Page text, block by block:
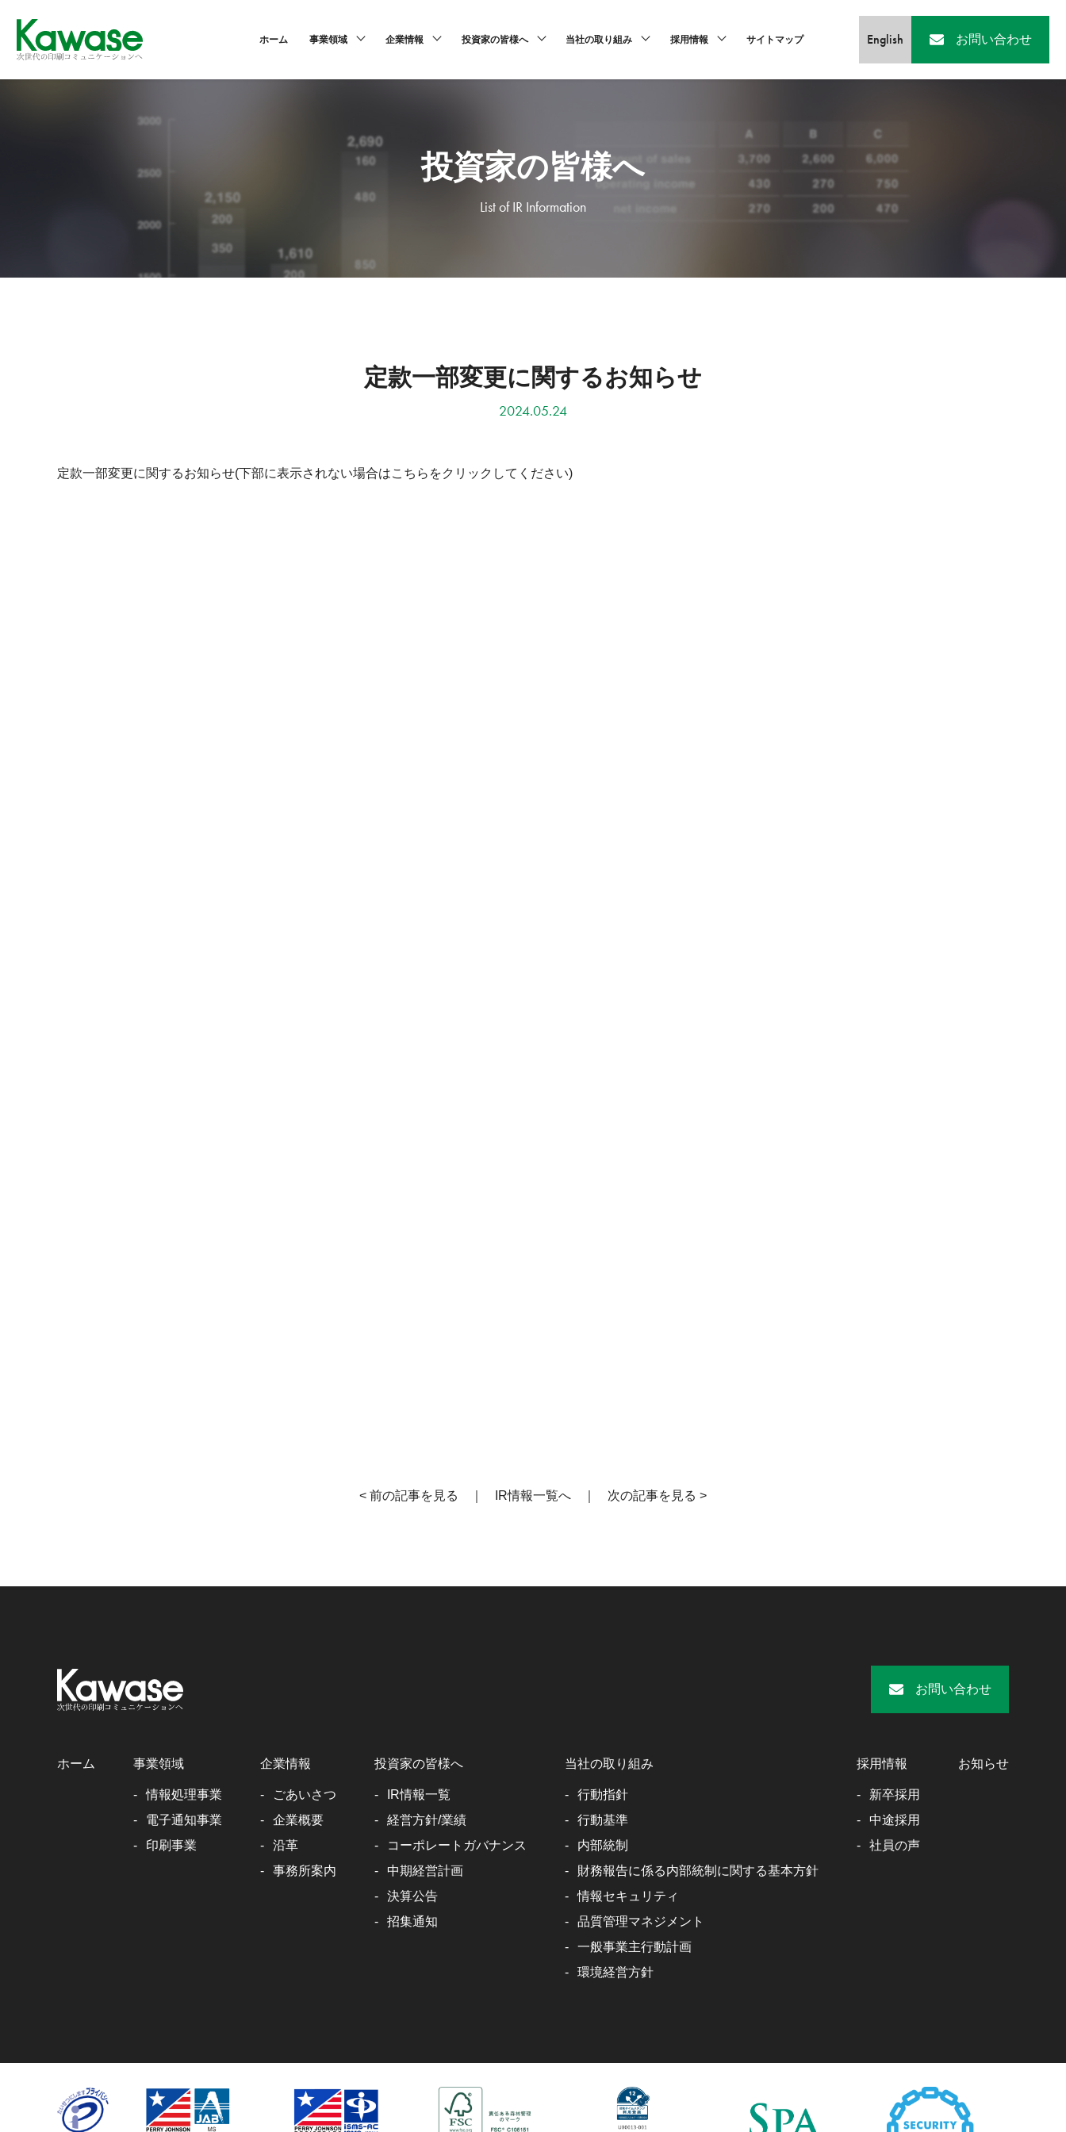
ホーム 事業領域 企業情報 投資家の皆様へ 当社の取り組み 採用情報 サイトマップ English お問い合わせ
投資家の皆様へ
List of IR Information
定款一部変更に関するお知らせ
2024.05.24
定款一部変更に関するお知らせ(下部に表示されない場合はこちらをクリックしてください)
< 前の記事を見る IR情報一覧へ 次の記事を見る >
お問い合わせ
ホーム 事業領域
情報処理事業
電子通知事業
印刷事業
企業情報
ごあいさつ
企業概要
沿革
事務所案内
投資家の皆様へ
IR情報一覧
経営方針/業績
コーポレートガバナンス
中期経営計画
決算公告
招集通知
当社の取り組み
行動指針
行動基準
内部統制
財務報告に係る内部統制に関する基本方針
情報セキュリティ
品質管理マネジメント
一般事業主行動計画
環境経営方針
採用情報
新卒採用
中途採用
社員の声
お知らせ